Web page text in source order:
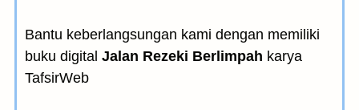
Bantu keberlangsungan kami dengan memiliki
buku digital Jalan Rezeki Berlimpah karya
TafsirWeb